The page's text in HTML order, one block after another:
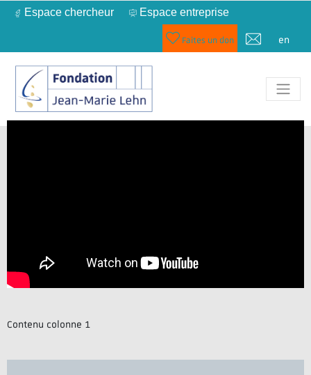
Espace chercheur Espace entreprise
Faites un don en
Contenu colonne 1